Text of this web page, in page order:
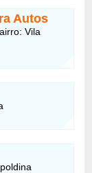
Autos
Vila